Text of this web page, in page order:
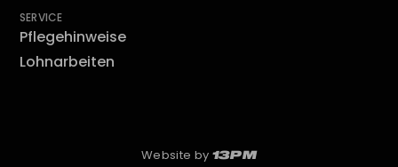
SERVICE
Pflegehinweise
Lohnarbeiten
Website by 13PM